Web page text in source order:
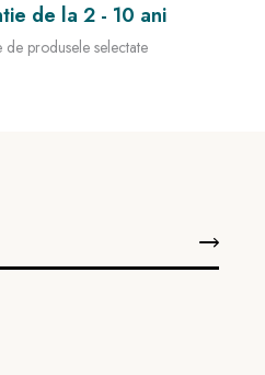
de la 2 - 10 ani
de produsele selectate